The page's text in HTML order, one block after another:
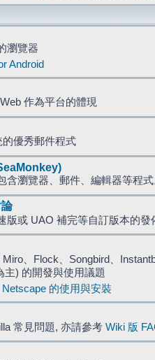
瀏覽器
Android
作為平台的體現
的優秀郵件程式
含瀏覽器、郵件、編輯器等程
版或 UAO 補完等自訂版本的發
、Flock、Songbird、
主) 的開發與使用議題
Netscape 的使用與安裝
常見問題, 亦請參考 Wiki 版